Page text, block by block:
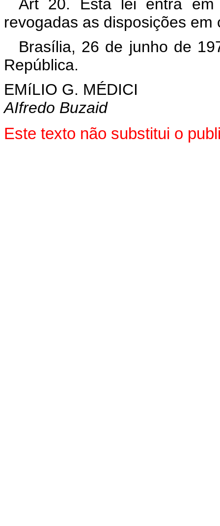
Art 20. Esta lei entra
revogadas as disposições em
Brasília, 26 de junho de
República.
EMíLIO G. MÉDICI
AIfredo Buzaid
Este texto não substitui o